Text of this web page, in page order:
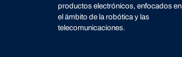
productos electrónicos, enfocados en
el ámbito de la robótica y las
telecomunicaciones.